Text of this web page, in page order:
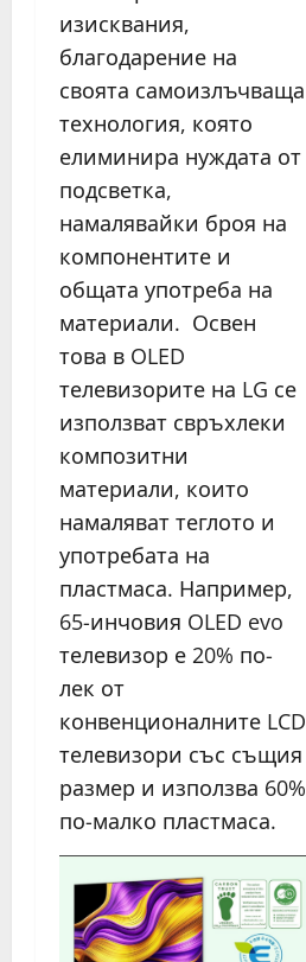
изисквания,
благодарение на
своята самоизлъчваща
технология, която
елиминира нуждата от
подсветка,
намалявайки броя на
компонентите и
общата употреба на
материали. Освен
това в OLED
телевизорите на LG се
използват свръхлеки
композитни
материали, които
намаляват теглото и
употребата на
пластмаса. Например,
65-инчовия OLED evo
телевизор е 20% по-
лек от
конвенционалните LCD
телевизори със същия
размер и използва 60%
по-малко пластмаса.